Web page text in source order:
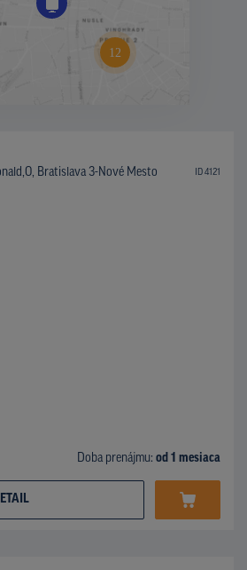
Bratislava 3-Nové Mesto ID 4121
Doba prenájmu: od 1 mesiaca